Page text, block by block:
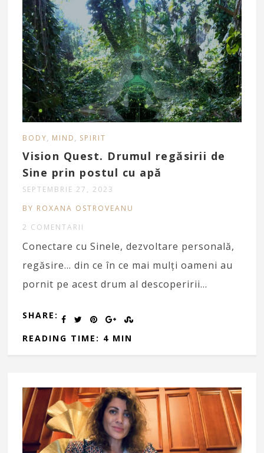
BODY, MIND, SPIRIT
Vision Quest. Drumul regăsirii de
Sine prin postul cu apă
SEPTEMBRIE 27, 2023
BY ROXANA OSTROVEANU
2 COMENTARII
Conectare cu Sinele, dezvoltare personală,
regăsire… din ce în ce mai mulți oameni au
pornit pe acest drum al descoperirii…
SHARE:
READING TIME: 4 MIN